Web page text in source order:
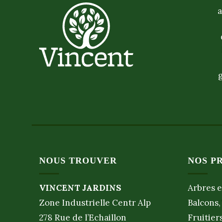
NOUS TROUVER
VINCENT JARDINS
Zone Industrielle Centr Alp
278 Rue de l’Echaillon
NOS
Arbres